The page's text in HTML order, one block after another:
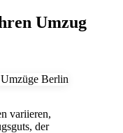
Umzug
variieren,
der